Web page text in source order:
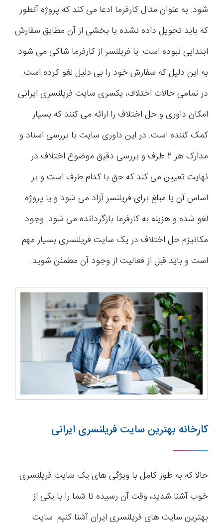
شود. به عنوان مثال کارفرما ادعا می کند که پروژه آنطور
که باید تحویل داده نشده یا بخشی از آن مطابق سفارش
ابتدایی نبوده است. یا فریلنسر از کارفرما شاکی می شود
به این دلیل که سفارش خود را بی دلیل لغو کرده است.
در تمامی حالات اختلاف، یکسری سایت فریلنسری ایرانی
امکان داوری و حل اختلاف را ارائه می کنند که بسیار
کمک کننده است. در این داوری سایت با بررسی اسناد و
مدارک هر 2 طرف و بررسی دقیق موضوع اختلاف در
نهایت تعیین می کند که حق با کدام طرف است و بر
اساس آن یا مبلغ برای فریلنسر آزاد می شود و یا پروژه
لغو شده و هزینه به کارفرما بازگردانده می شود. وجود
مکانیزم حل اختلاف در یک سایت فریلنسری بسیار مهم
است و باید قبل از فعالیت از وجود آن مطمئن شوید.
کارخانه بهترین سایت فریلنسری ایرانی
حالا که به طور کامل با ویژگی های یک سایت فریلنسری
خوب آشنا شدید، وقت آن رسیده تا شما را با یکی از
بهترین سایت های فریلنسری ایران آشنا کنیم. سایت